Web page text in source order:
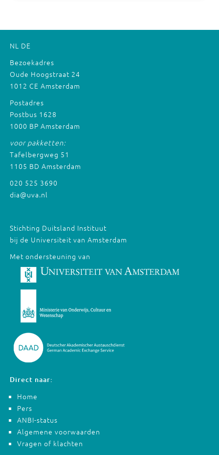
NL DE
Bezoekadres
Oude Hoogstraat 24
1012 CE Amsterdam
Postadres
Postbus 1628
1000 BP Amsterdam
voor pakketten:
Tafelbergweg 51
1105 BD Amsterdam
020 525 3690
dia@uva.nl
Stichting Duitsland Instituut
bij de Universiteit van Amsterdam
Met ondersteuning van
Direct naar:
Home
Pers
ANBI-status
Algemene voorwaarden
Vragen of klachten